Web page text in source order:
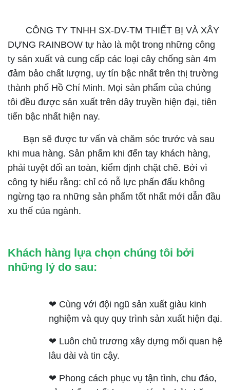
CÔNG TY TNHH SX-DV-TM THIẾT BỊ VÀ XÂY
DỰNG RAINBOW tự hào là một trong những công
ty sản xuất và cung cấp các loại cây chống sàn 4m
đảm bảo chất lượng, uy tín bậc nhất trên thị trường
thành phố Hồ Chí Minh. Mọi sản phẩm của chúng
tôi đều được sản xuất trên dây truyền hiện đại, tiên
tiến bậc nhất hiện nay.
Bạn sẽ được tư vấn và chăm sóc trước và sau
khi mua hàng. Sản phẩm khi đến tay khách hàng,
phải tuyệt đối an toàn, kiểm định chặt chẽ. Bởi vì
công ty hiểu rằng: chỉ có nỗ lực phấn đấu không
ngừng tạo ra những sản phẩm tốt nhất mới dẫn đầu
xu thế của ngành.
Khách hàng lựa chọn chúng tôi bởi
những lý do sau:
❤ Cùng với đội ngũ sản xuất giàu kinh
nghiệm và quy quy trình sản xuất hiện đại.
❤ Luôn chủ trương xây dựng mối quan hệ
lâu dài và tin cậy.
❤ Phong cách phục vụ tận tình, chu đáo,